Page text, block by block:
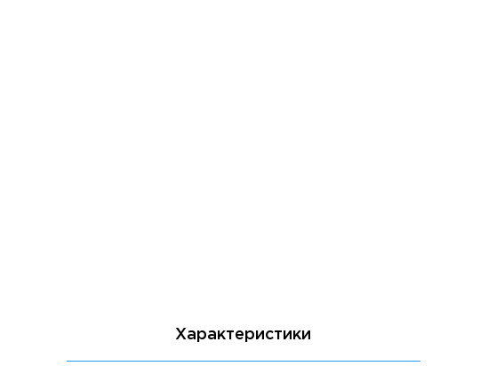
Характеристики